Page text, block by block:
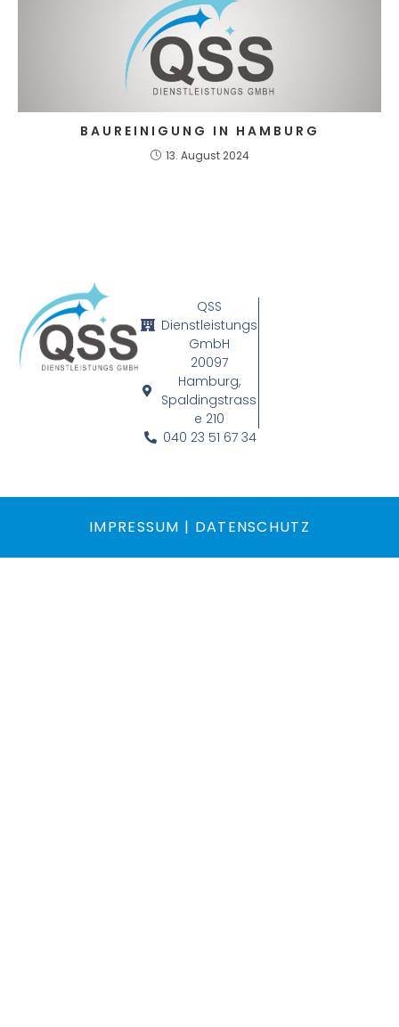
BAUREINIGUNG IN HAMBURG
13. August 2024
QSS
Dienstleistungs
GmbH
20097
Hamburg,
Spaldingstrass
e 210
040 23 51 67 34
IMPRESSUM | DATENSCHUTZ